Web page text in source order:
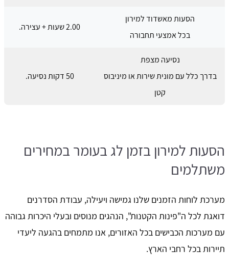
הסעות מאשדוד למירון
בכל אמצעי תחבורה
2.00 שעות + עצירה.
נסיעה מצפת
בדרך כלל עם מונית שירות או מיניבוס
קטן
50 דקות נסיעה.
הסעות למירון בזמן לג בעומר במחירים
משתלמים
מערכת לוחות הזמנים שלנו גמישה ויעילה, עבודת הסדרנים
דואגת לכל ה"פינות הקטנות", הנהגים מנוסים ובעלי היכרות גבוהה
עם מערכות הכבישים בכל האזורים, אנו מתמחים בהגעה ליעדי
תיירות בכל רחבי הארץ.